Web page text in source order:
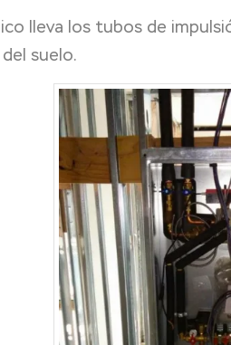
lleva los tubos de
suelo.